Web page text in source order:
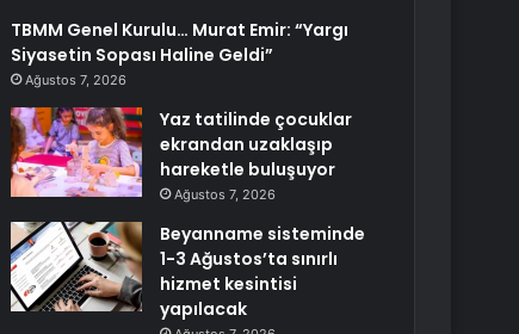
TBMM Genel Kurulu… Murat Emir: “Yargı
Siyasetin Sopası Haline Geldi”
Ağustos 7, 2026
Yaz tatilinde çocuklar
ekrandan uzaklaşıp
hareketle buluşuyor
Ağustos 7, 2026
Beyanname sisteminde
1-3 Ağustos’ta sınırlı
hizmet kesintisi
yapılacak